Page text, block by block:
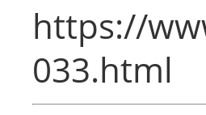
https://
033.html